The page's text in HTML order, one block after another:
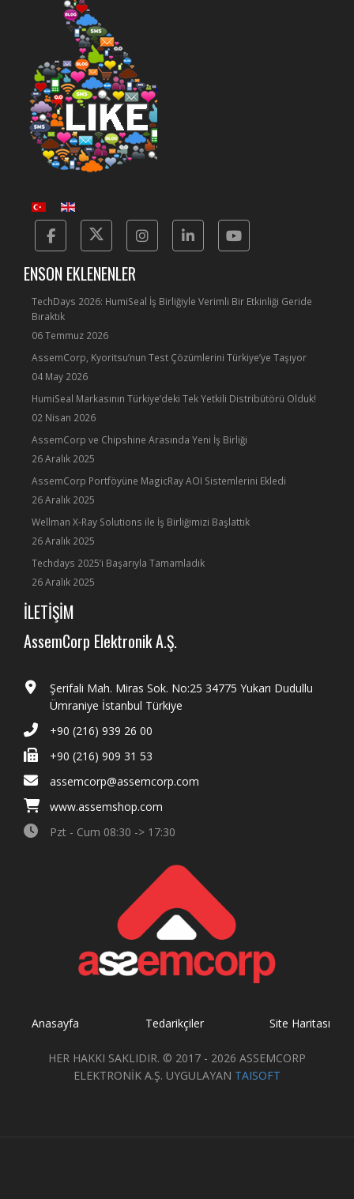
FacebookTwitterInstagramLinkedinYotube
ENSON EKLENENLER
TechDays 2026: HumiSeal İş Birliğiyle Verimli Bir Etkinliği Geride
Bıraktık
06 Temmuz 2026
AssemCorp, Kyoritsu’nun Test Çözümlerini Türkiye’ye Taşıyor
04 May 2026
HumiSeal Markasının Türkiye’deki Tek Yetkili Distribütörü Olduk!
02 Nisan 2026
AssemCorp ve Chipshine Arasında Yeni İş Birliği
26 Aralık 2025
AssemCorp Portföyüne MagicRay AOI Sistemlerini Ekledi
26 Aralık 2025
Wellman X-Ray Solutions ile İş Birliğimizi Başlattık
26 Aralık 2025
Techdays 2025’i Başarıyla Tamamladık
26 Aralık 2025
İLETİŞİM
AssemCorp Elektronik A.Ş.
Şerifali Mah. Miras Sok. No:25 34775 Yukarı Dudullu
Ümraniye İstanbul Türkiye
+90 (216) 939 26 00
+90 (216) 909 31 53
assemcorp@assemcorp.com
www.assemshop.com
Pzt - Cum 08:30 -> 17:30
Anasayfa Tedarikçiler Site Haritası
HER HAKKI SAKLIDIR. © 2017 - 2026 ASSEMCORP
ELEKTRONİK A.Ş. UYGULAYAN TAISOFT